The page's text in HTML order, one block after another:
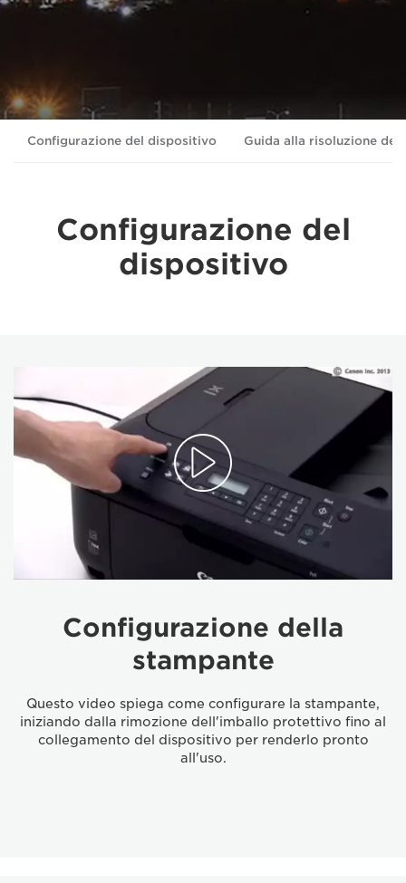
Configurazione del dispositivo Guida alla risoluzione dei
Configurazione del
dispositivo
Configurazione della
stampante
Questo video spiega come configurare la stampante,
iniziando dalla rimozione dell'imballo protettivo fino al
collegamento del dispositivo per renderlo pronto
all'uso.